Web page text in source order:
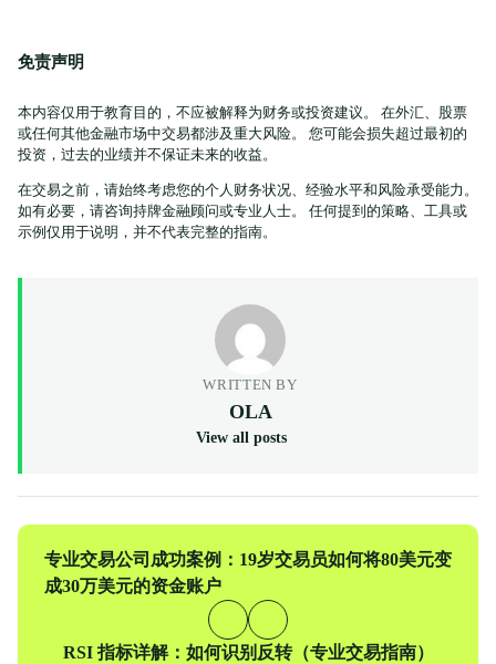
免责声明
本内容仅用于教育目的，不应被解释为财务或投资建议。 在外汇、股票
或任何其他金融市场中交易都涉及重大风险。 您可能会损失超过最初的
投资，过去的业绩并不保证未来的收益。
在交易之前，请始终考虑您的个人财务状况、经验水平和风险承受能力。
如有必要，请咨询持牌金融顾问或专业人士。 任何提到的策略、工具或
示例仅用于说明，并不代表完整的指南。
WRITTEN BY
OLA
View all posts
上
一
专业交易公司成功案例：19岁交易员如何将80美元变
成30万美元的资金账户
下
RSI 指标详解：如何识别反转（专业交易指南）